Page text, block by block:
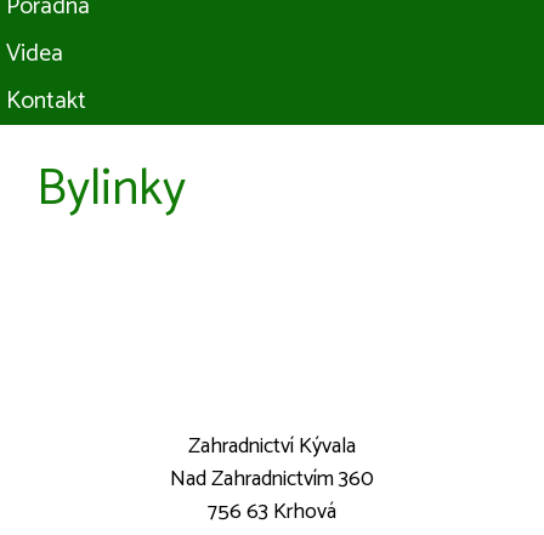
Videa
Kontakt
Bylinky
Zahradnictví Kývala
Nad Zahradnictvím 360
756 63 Krhová